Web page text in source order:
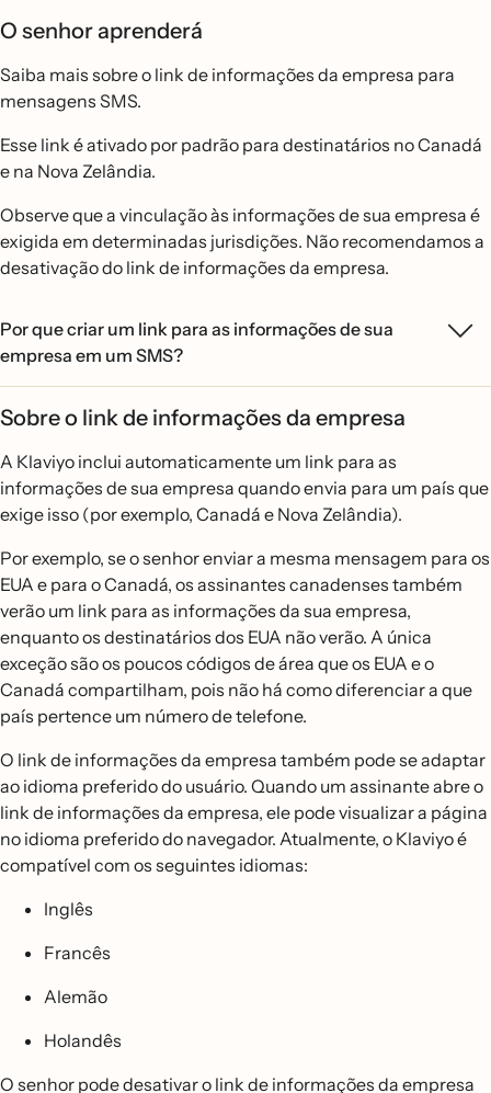
O senhor aprenderá
Saiba mais sobre o link de informações da empresa para
mensagens SMS.
Esse link é ativado por padrão para destinatários no Canadá
e na Nova Zelândia.
Observe que a vinculação às informações de sua empresa é
exigida em determinadas jurisdições. Não recomendamos a
desativação do link de informações da empresa.
Por que criar um link para as informações de sua
empresa em um SMS?
Sobre o link de informações da empresa
A Klaviyo inclui automaticamente um link para as
informações de sua empresa quando envia para um país que
exige isso (por exemplo, Canadá e Nova Zelândia).
Por exemplo, se o senhor enviar a mesma mensagem para os
EUA e para o Canadá, os assinantes canadenses também
verão um link para as informações da sua empresa,
enquanto os destinatários dos EUA não verão. A única
exceção são os poucos códigos de área que os EUA e o
Canadá compartilham, pois não há como diferenciar a que
país pertence um número de telefone.
O link de informações da empresa também pode se adaptar
ao idioma preferido do usuário. Quando um assinante abre o
link de informações da empresa, ele pode visualizar a página
no idioma preferido do navegador. Atualmente, o Klaviyo é
compatível com os seguintes idiomas:
Inglês
Francês
Alemão
Holandês
O senhor pode desativar o link de informações da empresa